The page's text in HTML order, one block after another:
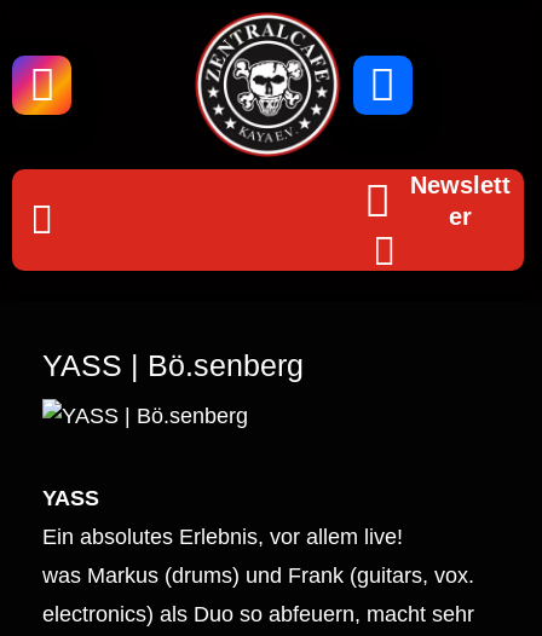
Newslett
er
YASS | Bö.senberg
YASS
Ein absolutes Erlebnis, vor allem live!
was Markus (drums) und Frank (guitars, vox.
electronics) als Duo so abfeuern, macht sehr